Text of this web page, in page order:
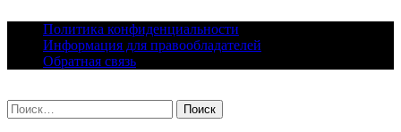
content
Политика конфиденциальности
Информация для правообладателей
Обратная связь
Найти: